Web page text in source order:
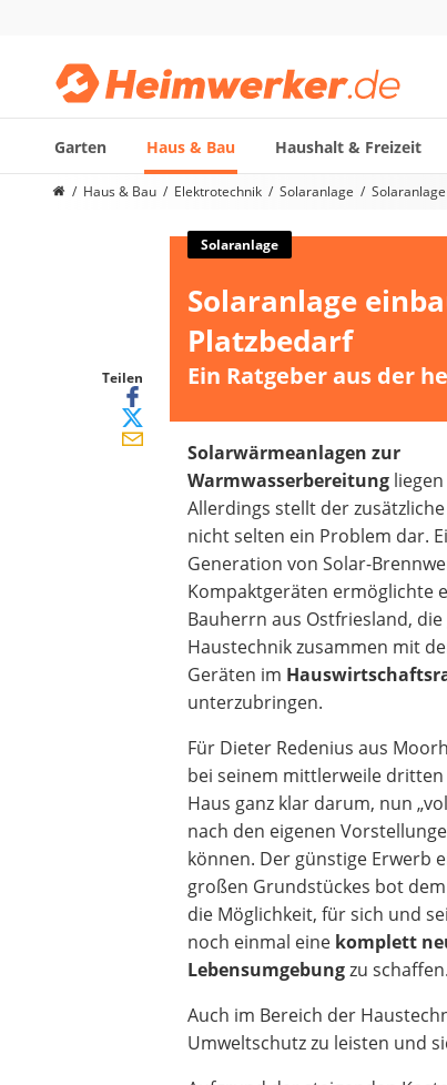
Garten Haus & Bau Haushalt & Freizeit
Die beliebtesten Vergleiche nach Kategorie
Außenleuchte mit Kamera
Smart-Home-Rauchmelder
Überwachungskameras außen
Regendusche
Reizstromgerät
Infrarot-Thermometer
Digitale Zeitschaltuhr
Paketbriefkasten
Fensterkontaktschalter
Video-Türsprechanlage
Haus & Bau Elektrotechnik Solaranlage
Teilen
Solaranlage
Solaranlage
Platzbedarf
Ein Ratgeber aus der
Solarwärmeanlagen zur
Warmwasserbereitung
Allerdings stellt der
nicht selten ein Problem dar.
Generation von Solar-
Kompaktgeräten ermöglichte
Bauherrn aus Ostfriesland,
Haustechnik zusammen mit
Geräten im
unterzubringen.
Für Dieter Redenius aus
bei seinem mittlerweile dritten
Haus ganz klar darum, nun
nach den eigenen
können. Der günstige Erwerb
großen Grundstückes bot
die Möglichkeit, für sich und
noch einmal eine komplett
Lebensumgebungzu schaffen.
Auch im Bereich der
Umweltschutz zu leisten und